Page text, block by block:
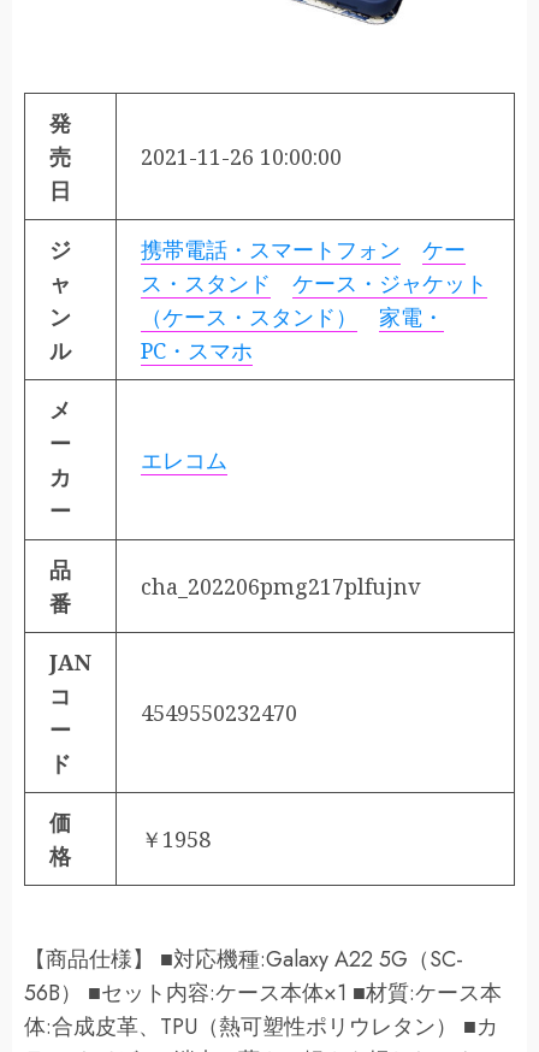
発
売
日
2021-11-26 10:00:00
ジ
ャ
ン
ル
携帯電話・スマートフォン
ケー
ス・スタンド
ケース・ジャケット
（ケース・スタンド）
家電・
PC・スマホ
メ
ー
カ
ー
エレコム
品
番
cha_202206pmg217plfujnv
JAN
コ
ー
ド
4549550232470
価
格
￥1958
【商品仕様】 ■対応機種:Galaxy A22 5G（SC-
56B） ■セット内容:ケース本体×1 ■材質:ケース本
体:合成皮革、TPU（熱可塑性ポリウレタン） ■カ